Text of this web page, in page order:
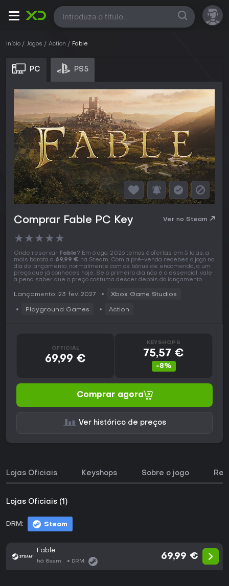
Todas
Início Jogos Action Fable
PC PS5
Comprar Fable PC Key Ver no Steam
★★★★★
Onde reservar Fable? Em 6 ago. 2026 temos 6 ofertas em 5 lojas, a
mais barata a 69,99 € na Steam. Com a pré-venda recebes o jogo no
dia do lançamento, normalmente com os bónus de encomenda, a um
preço que já conheces hoje. Se o primeiro dia não é o essencial, vale
a pena saber que o preço costuma descer depois do lançamento.
Lançamento: 23 fev. 2027 Xbox Game Studios
Playground Games Action
OFFICIAL
69,99 €
KEYSHOPS
75,57 €
-8%
Comprar agora
Ver histórico de preços
Lojas Oficiais Keyshops Sobre o jogo
Lojas Oficiais (1)
DRM: Steam
Fable
há 8sem DRM:
69,99 €